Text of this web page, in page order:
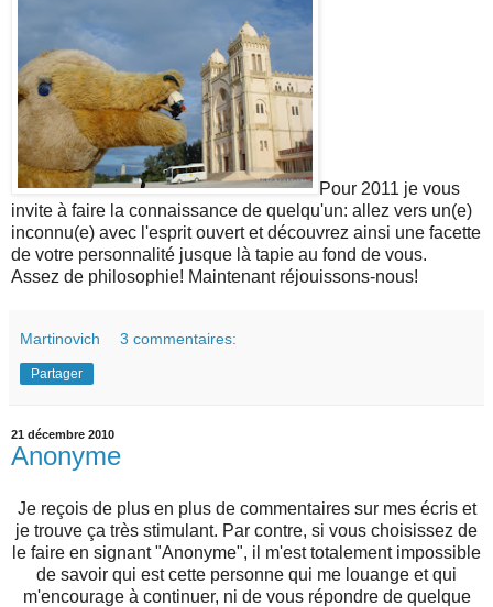
Pour 2011 je vous
invite à faire la connaissance de quelqu'un: allez vers un(e)
inconnu(e) avec l'esprit ouvert et découvrez ainsi une facette
de votre personnalité jusque là tapie au fond de vous.
Assez de philosophie! Maintenant réjouissons-nous!
Martinovich 3 commentaires:
Partager
21 décembre 2010
Anonyme
Je reçois de plus en plus de commentaires sur mes écris et
je trouve ça très stimulant. Par contre, si vous choisissez de
le faire en signant "Anonyme", il m'est totalement impossible
de savoir qui est cette personne qui me louange et qui
m'encourage à continuer, ni de vous répondre de quelque